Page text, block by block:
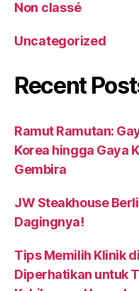
Non classé
Uncategorized
Recent
Ramut Ramutan:
Korea hingga Gaya
Gembira
JW Steakhouse
Dagingnya!
Tips Memilih Klinik
Diperhatikan untuk